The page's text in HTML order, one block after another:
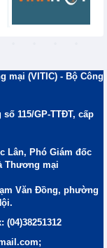
mại (VITIC) - Bộ Công
115/GP-TTĐT, cấp
Lân, Phó Giám đốc
Thương mại
Văn Đồng, phường
(04)38251312